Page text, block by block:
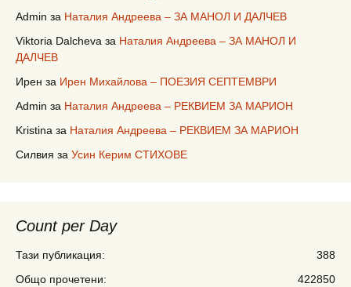
Admin за Наталия Андреева – ЗА МАНОЛ И ДАЛЧЕВ
Viktoria Dalcheva за Наталия Андреева – ЗА МАНОЛ И
ДАЛЧЕВ
Ирен за Ирен Михайлова – ПОЕЗИЯ СЕПТЕМВРИ
Admin за Наталия Андреева – РЕКВИЕМ ЗА МАРИОН
Kristina за Наталия Андреева – РЕКВИЕМ ЗА МАРИОН
Силвия за Усин Керим СТИХОВЕ
Count per Day
388
Тази публикация:
422850
Общо прочетени: